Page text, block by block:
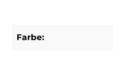
Farbe: